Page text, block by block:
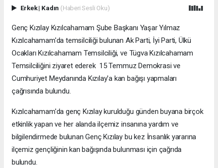
Erkek| Kadın (Haberi Sesli Oku)
Genç Kızılay Kızılcahamam Şube Başkanı Yaşar Yılmaz
Kızılcahamam'da temsilciliği bulunan Ak Parti, İyi Parti, Ülkü
Ocakları Kızılcahamam Temsilciliği, ve Tügva Kızılcahamam
Temsilciliğini ziyaret ederek 15 Temmuz Demokrasi ve
Cumhuriyet Meydanında Kızılay'a kan bağışı yapmaları
çağrısında bulundu.
Kızılcahamam'da genç Kızılay kurulduğu günden buyana birçok
etkinlik yapan ve her alanda ilçemiz insanına yardım ve
bilgilendirmede bulunan Genç Kızılay bu kez İnsanlık yararına
ilçemiz gençliğinin kan bağışında bulunması için çağrıda
bulundu.